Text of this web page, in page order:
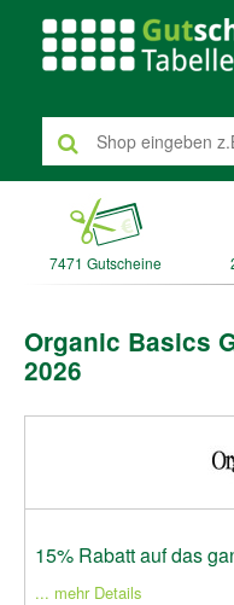
7471 Gutscheine
Organic Basics
2026
15% Rabatt auf das
... mehr Details